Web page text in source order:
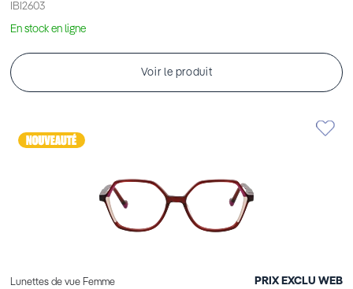
IBI2603
En stock en ligne
Voir le produit
Lunettes de vue Femme PRIX EXCLU WEB